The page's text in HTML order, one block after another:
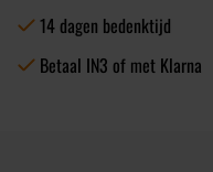
14 dagen bedenktijd
Betaal IN3 of met Klarna